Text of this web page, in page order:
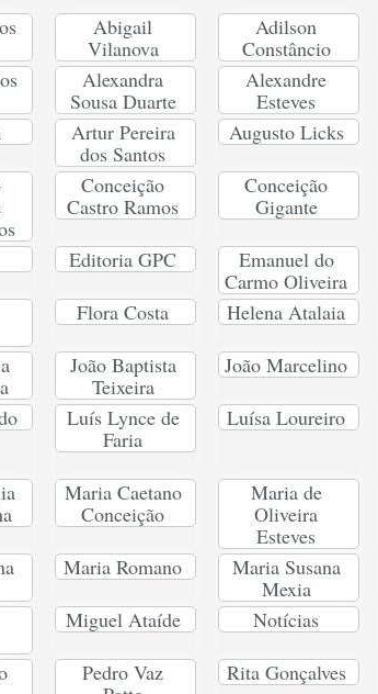
Abigail
Vilanova
Adilson
Constâncio
Alexandra
Sousa Duarte
Alexandre
Esteves
Artur Pereira
dos Santos
Augusto Licks
Conceição
Castro Ramos
Conceição
Gigante
Editoria GPC
Emanuel do
Carmo Oliveira
Flora Costa Helena Atalaia
João Baptista
Teixeira
João Marcelino
Luís Lynce de
Faria
Luísa Loureiro
Maria Caetano
Conceição
Maria de
Oliveira
Esteves
Maria Romano
Maria Susana
Mexia
Miguel Ataíde Notícias
Pedro Vaz
Rita Gonçalves